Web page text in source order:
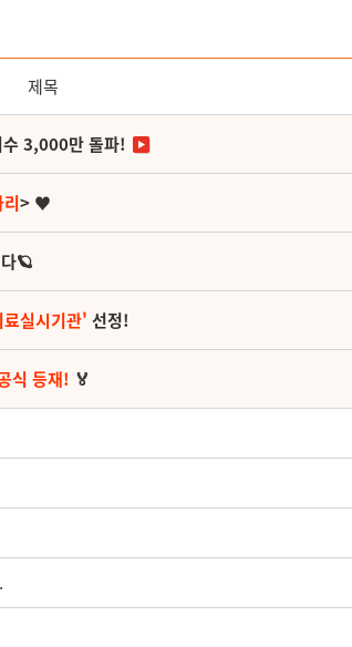
제목
수 3,000만 돌파!
> ♥
🪐
실시기관' 선정!
식 등재! 🏅